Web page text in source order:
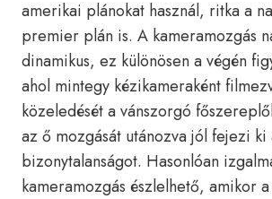
amerikai plánokat használ, ritka a
premier plán is. A kameramozgás
dinamikus, ez különösen a végén
ahol mintegy kézikameraként
közeledését a vánszorgó
az ő mozgását utánozva jól fejezi ki
bizonytalanságot. Hasonlóan
kameramozgás észlelhető, amikor